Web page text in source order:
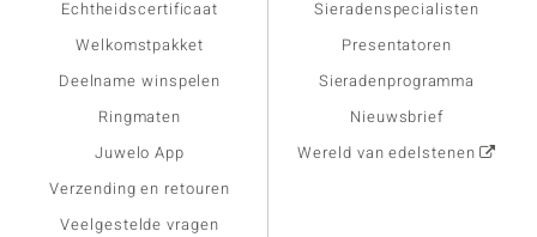
Echtheidscertificaat
Welkomstpakket
Deelname winspelen
Ringmaten
Juwelo App
Verzending en retouren
Veelgestelde vragen
Sieradenspecialisten
Presentatoren
Sieradenprogramma
Nieuwsbrief
Wereld van edelstenen